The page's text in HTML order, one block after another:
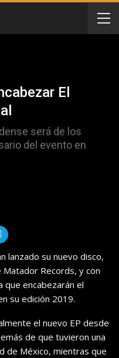
El
será de los
del evento en
lanzado su nuevo disco,
Matador Records, y con
que encabezarán el
su edición 2019.
el nuevo EP desde
de que tuvieron una
de México, mientras que